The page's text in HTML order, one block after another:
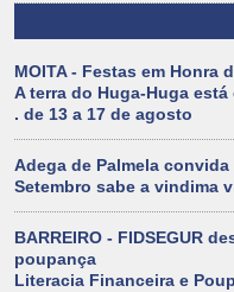
MOITA - Festas em Honra
A terra do Huga-Huga
. de 13 a 17 de agosto
Adega de Palmela
Setembro sabe a vindima
BARREIRO - FIDSEGUR
poupança
Literacia Financeira e